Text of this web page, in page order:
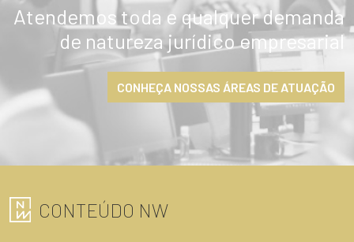
Atendemos toda e qualquer demanda
de natureza jurídico empresarial
CONHEÇA NOSSAS ÁREAS DE ATUAÇÃO
CONTEÚDO NW
ENVIAR